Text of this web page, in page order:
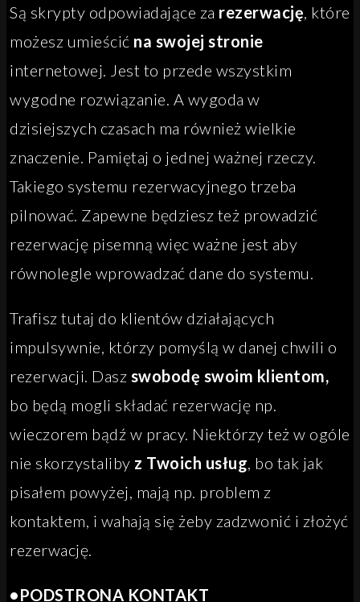
Są skrypty odpowiadające za rezerwację, które
możesz umieścić na swojej stronie
internetowej. Jest to przede wszystkim
wygodne rozwiązanie. A wygoda w
dzisiejszych czasach ma również wielkie
znaczenie. Pamiętaj o jednej ważnej rzeczy.
Takiego systemu rezerwacyjnego trzeba
pilnować. Zapewne będziesz też prowadzić
rezerwację pisemną więc ważne jest aby
równolegle wprowadzać dane do systemu.
Trafisz tutaj do klientów działających
impulsywnie, którzy pomyślą w danej chwili o
rezerwacji. Dasz swobodę swoim klientom,
bo będą mogli składać rezerwację np.
wieczorem bądź w pracy. Niektórzy też w ogóle
nie skorzystaliby z Twoich usług, bo tak jak
pisałem powyżej, mają np. problem z
kontaktem, i wahają się żeby zadzwonić i złożyć
rezerwację.
•PODSTRONA KONTAKT